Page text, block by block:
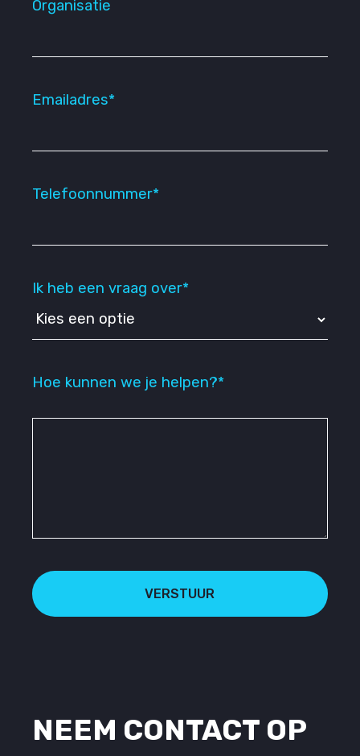
NEEM CONTACT OP
Organisatie
Emailadres*
Telefoonnummer*
Ik heb een vraag over*
Hoe kunnen we je helpen?*
VERSTUUR